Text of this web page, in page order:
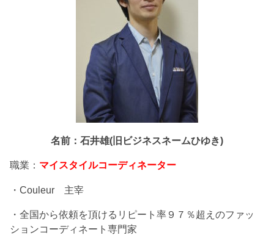
名前：石井雄(旧ビジネスネームひゆき)
職業： マイスタイルコーディネーター
・Couleur 主宰
・全国から依頼を頂けるリピート率９７％超えのファッ
ションコーディネート専門家